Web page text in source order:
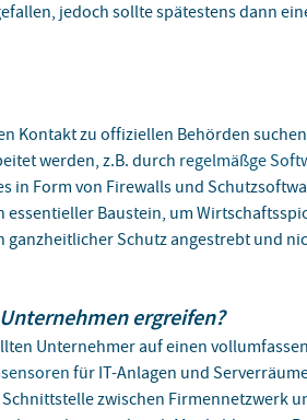
jedoch sollte spätestens dann
Kontakt zu offiziellen Behörden
werden, z.B. durch regelmäßge
in Form von Firewalls und
Baustein, um
Schutz angestrebt und
ergreifen?
Unternehmer auf einen
für IT-Anlagen und
zwischen Firmennetzwerk